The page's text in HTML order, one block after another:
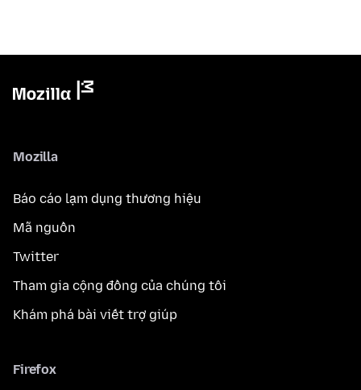
Mozilla
Báo cáo lạm dụng thương hiệu
Mã nguồn
Twitter
Tham gia cộng đồng của chúng tôi
Khám phá bài viết trợ giúp
Firefox